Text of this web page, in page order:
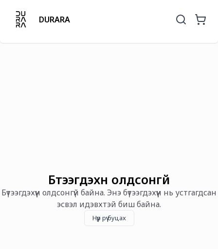
DURARA
Бүтээгдэхүүн олдсонгүй
Бүтээгдэхүүн олдсонгүй байна. Энэ бүтээгдэхүүн нь устгагдсан
эсвэл идэвхтэй биш байна.
Нүүр рүү буцах